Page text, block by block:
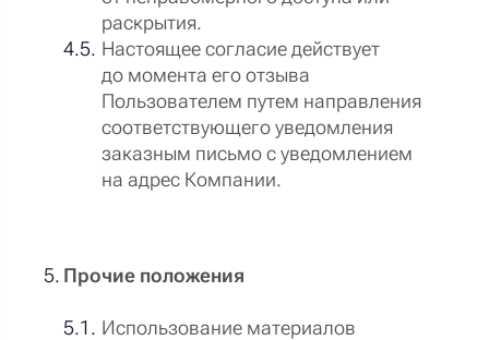
раскрытия.
Настоящее согласие действует
до момента его отзыва
Пользователем путем направления
соответствующего уведомления
заказным письмо с уведомлением
на адрес Компании.
Прочие положения
Использование материалов